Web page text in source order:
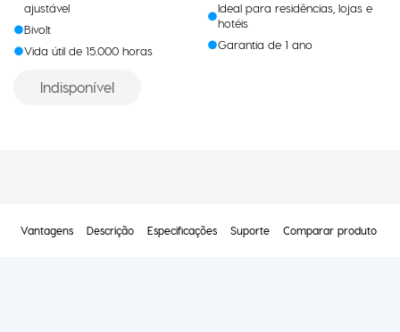
ajustável
Bivolt
Vida útil de 15.000 horas
Ideal para residências, lojas e
hotéis
Garantia de 1 ano
Indisponível
Vantagens Descrição Especificações Suporte Comparar produto